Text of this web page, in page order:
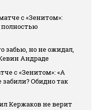
с «Зенитом»:
полностью
забью, но не ожидал,
Андраде
с «Зенитом»: «А
Обидно так
Кержаков не верит